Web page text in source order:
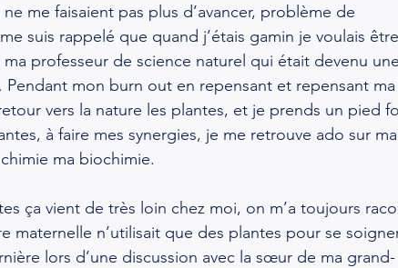
me faisaient pas plus d’avancer, problème de
suis rappelé que quand j’étais gamin je voulais être
professeur de science naturel qui était devenu une
Pendant mon burn out en repensant et repensant ma
vers la nature les plantes, et je prends un pied
à faire mes synergies, je me retrouve ado sur ma
ma biochimie.
ça vient de très loin chez moi, on m’a toujours
maternelle n’utilisait que des plantes pour se
lors d’une discussion avec la sœur de ma grand-